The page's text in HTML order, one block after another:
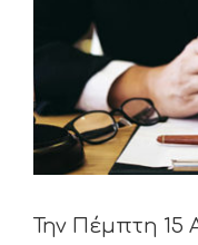
Την Πέμπτη 15